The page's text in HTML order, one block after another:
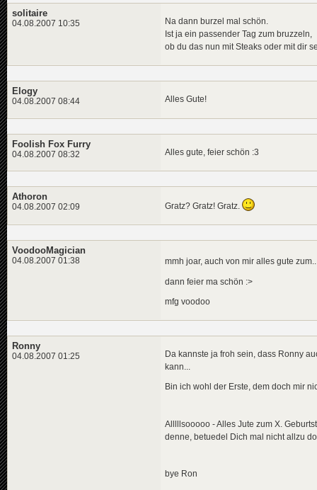
solitaire
04.08.2007 10:35
Na dann burzel mal schön.
Ist ja ein passender Tag zum bruzzeln,
ob du das nun mit Steaks oder mit dir
Elogy
04.08.2007 08:44 Alles Gute!
Foolish Fox Furry
04.08.2007 08:32 Alles gute, feier schön :3
Athoron
04.08.2007 02:09 Gratz? Gratz! Gratz.
VoodooMagician
04.08.2007 01:38 mmh joar, auch von mir alles gute
dann feier ma schön :>
mfg voodoo
Ronny
04.08.2007 01:25
Da kannste ja froh sein, dass Ronny
kann...
Bin ich wohl der Erste, dem doch mir
Alllllsooooo - Alles Jute zum X.
denne, betuedel Dich mal nicht allzu
bye Ron